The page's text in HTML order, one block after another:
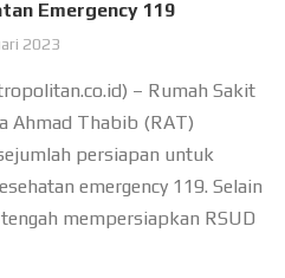
Emergency 119
2023
– Rumah Sakit
Ahmad Thabib (RAT)
persiapan untuk
emergency 119. Selain
mempersiapkan RSUD